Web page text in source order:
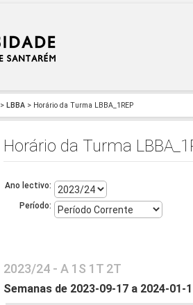
> LBBA > Horário da Turma LBBA_1REP
Horário da Turma
Ano lectivo:
Período:
2023/24 - A 1S 1T 2T
Semanas de 2023-09-17 a 2024-01-